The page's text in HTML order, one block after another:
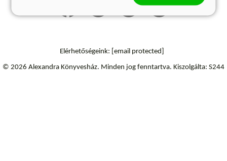
Elérhetőségeink: [email protected]
© 2026 Alexandra Könyvesház. Minden jog fenntartva. Kiszolgálta: S244